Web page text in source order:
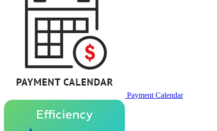
Payment Calendar